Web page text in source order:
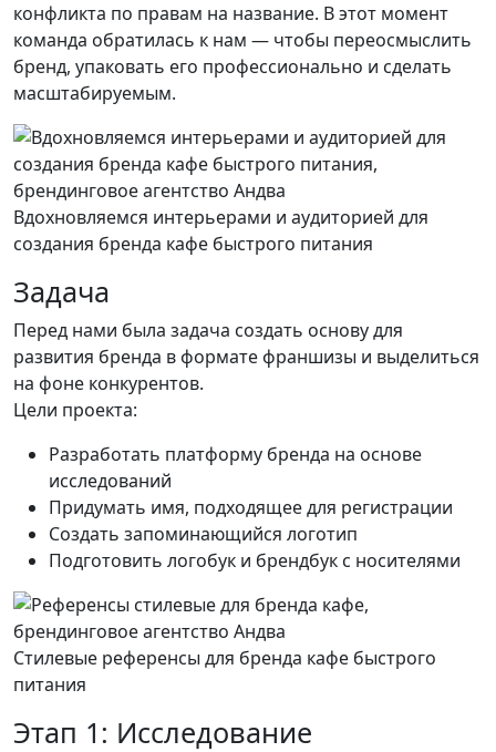
конфликта по правам на название. В этот момент
команда обратилась к нам — чтобы переосмыслить
бренд, упаковать его профессионально и сделать
масштабируемым.
Вдохновляемся интерьерами и аудиторией для
создания бренда кафе быстрого питания
Задача
Перед нами была задача создать основу для
развития бренда в формате франшизы и выделиться
на фоне конкурентов.
Цели проекта:
Разработать платформу бренда на основе
исследований
Придумать имя, подходящее для регистрации
Создать запоминающийся логотип
Подготовить логобук и брендбук с носителями
Стилевые референсы для бренда кафе быстрого
питания
Этап 1: Исследование